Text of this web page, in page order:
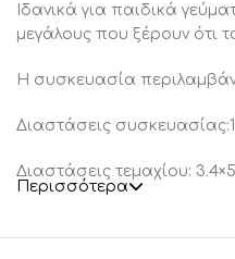
Ιδανικά για παιδικά
μεγάλους που ξέρουν ότι
Η συσκευασία
Διαστάσεις
Διαστάσεις τεμαχίου:
Περισσότερα